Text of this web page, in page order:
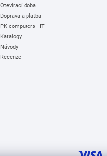
Otevírací doba
Doprava a platba
PK computers - IT
Katalogy
Návody
Recenze